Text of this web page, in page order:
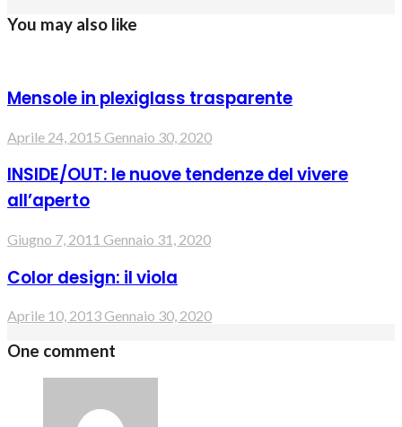
You may also like
Mensole in plexiglass trasparente
Aprile 24, 2015 Gennaio 30, 2020
INSIDE/OUT: le nuove tendenze del vivere
all’aperto
Giugno 7, 2011 Gennaio 31, 2020
Color design: il viola
Aprile 10, 2013Gennaio 30, 2020
One comment